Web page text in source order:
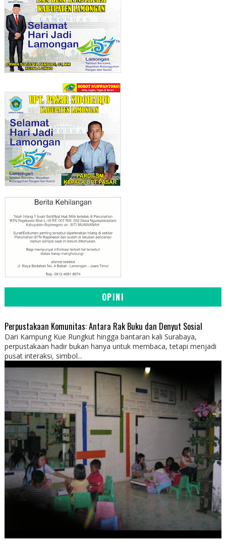
OPINI
Perpustakaan Komunitas: Antara Rak Buku dan Denyut Sosial
Dari Kampung Kue Rungkut hingga bantaran kali Surabaya,
perpustakaan hadir bukan hanya untuk membaca, tetapi menjadi
pusat interaksi, simbol...